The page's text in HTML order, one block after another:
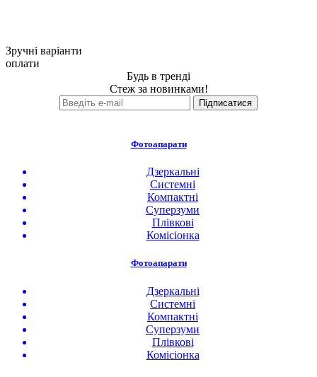
Зручні варіанти
оплати
Будь в тренді
Стеж за новинками!
Фотоапарати
Дзеркальні
Системні
Компактні
Суперзуми
Плівкові
Комісіонка
Фотоапарати
Дзеркальні
Системні
Компактні
Суперзуми
Плівкові
Комісіонка